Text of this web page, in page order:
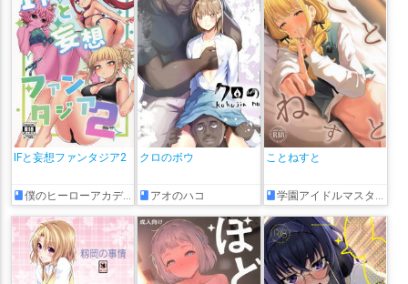
IFと妄想ファンタジア2
僕のヒーローアカデミア
クロのボウ
アオのハコ
ことねすと
学園アイドルマスター